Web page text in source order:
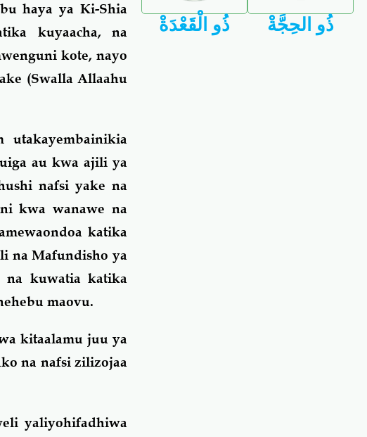
haya ya Ki-Shia
kuyaacha, na
kote, nayo
(Swalla Allaahu
au kwa ajili ya
nafsi yake na
kwa wanawe na
katika
na Mafundisho ya
na kuwatia katika
maovu.
kitaalamu juu ya
na nafsi zilizojaa
yaliyohifadhiwa
ذُو الْقَعْدَةْ ذُو الحِجَّةْ